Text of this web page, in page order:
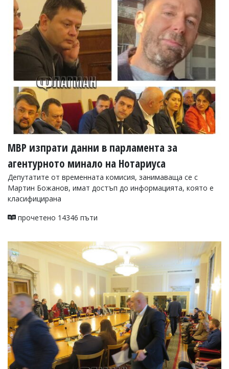
УКРАЙНА
СПОРТ
РАЗСЛЕДВАНЕ
БИЗНЕС
Управители:
Веселин
Василев,
email:
v.vasilev@flagman.bg
Касабова,
Главен
редактор:
Иван
Колев,
email:
office@flagman.bg
Коментарите
под
статиите
се
въвеждат
от
читателите
и
редакцията
не
носи
отговорност
за
тях!
МВР изпрати данни в парламента за
агентурното минало на Нотариуса
Депутатите от временната комисия, занимаваща се с
Мартин Божанов, имат достъп до информацията, която е
класифицирана
прочетено 14346 пъти